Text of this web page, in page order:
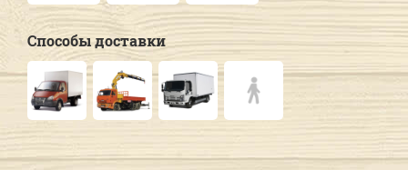
Способы доставки